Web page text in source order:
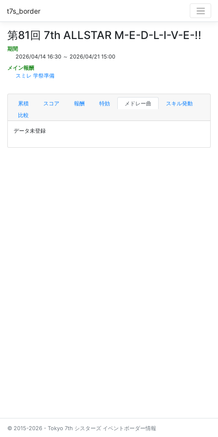
t7s_border
第81回 7th ALLSTAR M-E-D-L-I-V-E-!!
期間
2026/04/14 16:30 ～ 2026/04/21 15:00
メイン報酬
スミレ 学祭準備
累積 スコア 報酬 特効 メドレー曲
スキル発動
比較
データ未登録
© 2015-2026 - Tokyo 7th シスターズ イベントボーダー情報